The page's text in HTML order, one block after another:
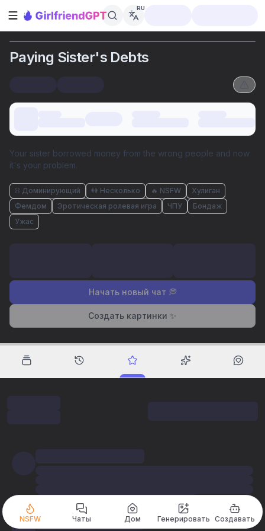
Открыть боковую панель
RU
Paying Sister's Debts
Your sister borrowed money from the wrong people and now
it's your problem.
⛓️ Доминирующий 👭 Несколько 🔥 NSFW
Хулиган
Фемдом
Эротическая ролевая игра ЧПУ
Бондаж
Ужас
Начать новый чат 💭
Создать картинки ✨
NSFW Чаты Дом Генерировать Создавать